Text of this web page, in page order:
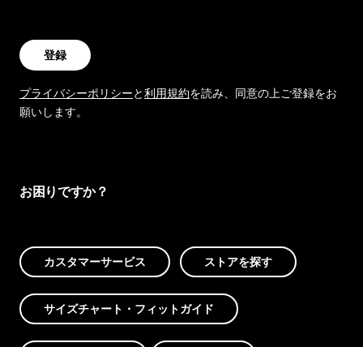
登録
プライバシーポリシーと利用規約を読み、同意の上ご登録をお
願いします。
お困りですか？
カスタマーサービス ストアを探す
サイズチャート・フィットガイド